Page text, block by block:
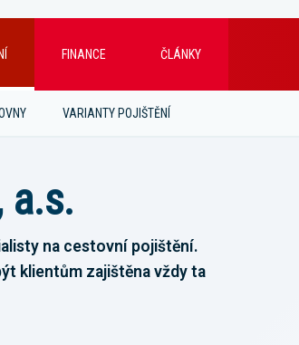
FINANCE ČLÁNKY
VARIANTY POJIŠTĚNÍ
a.s.
na cestovní pojištění.
klientům zajištěna vždy ta